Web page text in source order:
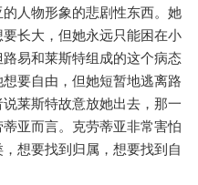
人物形象的悲剧性东西。她
长大，但她永远只能困在小
易和莱斯特组成的这个病态
要自由，但她短暂地逃离路
莱斯特故意放她出去，那一
亚而言。克劳蒂亚非常害怕
想要找到归属，想要找到自